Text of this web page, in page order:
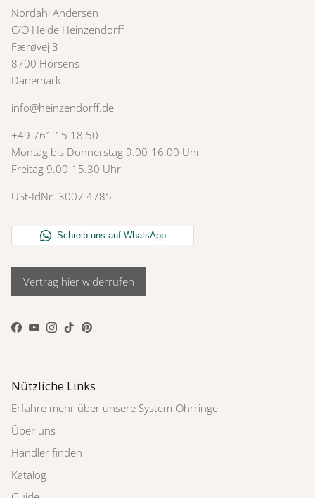
Nordahl Andersen
C/O Heide Heinzendorff
Færøvej 3
8700 Horsens
Dänemark
info@heinzendorff.de
+49 761 15 18 50
Montag bis Donnerstag 9.00-16.00 Uhr
Freitag 9.00-15.30 Uhr
USt-IdNr. 3007 4785
Vertrag hier widerrufen
Facebook
YouTube
Instagram
TikTokPinterest
Nützliche Links
Erfahre mehr über unsere System-Ohrringe
Über uns
Händler finden
Katalog